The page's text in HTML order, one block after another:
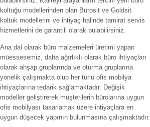
koltuğu modellerinden olan Bürosit ve Goldsit
koltuk modellerini ve ihtiyaç halinde tamirat servis
hizmetlerini de garantili olarak bulabilirsiniz.
Ana dal olarak büro malzemeleri üretimi yapan
müessesemiz, daha ağırlıklı olarak büro ihtiyaçları
olarak ahşap gruplarında ve oturma gruplarına
yönelik çalışmakta olup her türlü ofis mobilya
ihtiyaçlarına tedarik sağlamaktadır. Değişik
modeller geliştirerek müşterilerin bürolarına uygun
ofis mobilyası tasarlamak üzere ihtiyaçlara en
uygun düşecek yapının bulunmasına çalışmaktadır.